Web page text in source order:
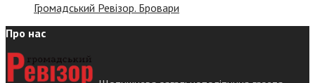
Громадський Ревізор. Бровари
Про нас